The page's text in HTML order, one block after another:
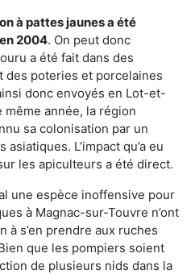
à pattes jaunes a été
2004. On peut donc
a été fait dans des
des poteries et porcelaines
donc envoyés en Lot-et-
même année, la région
sa colonisation par un
L’impact qu’a eu
les apiculteurs a été direct.
une espèce inoffensive pour
à Magnac-sur-Touvre n’ont
à s’en prendre aux ruches
que les pompiers soient
de plusieurs nids dans la